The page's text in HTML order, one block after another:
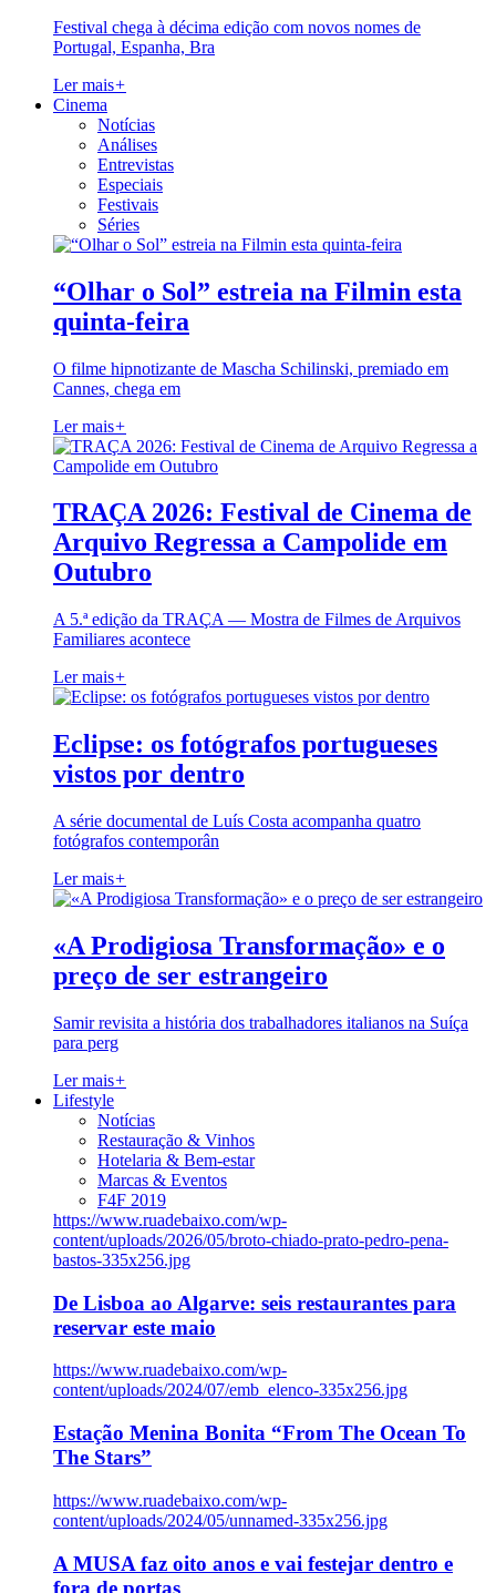
Festival chega à décima edição com novos nomes de
Portugal, Espanha, Bra
Ler mais+
Cinema
Notícias
Análises
Entrevistas
Especiais
Festivais
Séries
“Olhar o Sol” estreia na Filmin esta
quinta-feira
O filme hipnotizante de Mascha Schilinski, premiado em
Cannes, chega em
Ler mais+
TRAÇA 2026: Festival de Cinema de
Arquivo Regressa a Campolide em
Outubro
A 5.ª edição da TRAÇA — Mostra de Filmes de Arquivos
Familiares acontece
Ler mais+
Eclipse: os fotógrafos portugueses
vistos por dentro
A série documental de Luís Costa acompanha quatro
fotógrafos contemporân
Ler mais+
«A Prodigiosa Transformação» e o
preço de ser estrangeiro
Samir revisita a história dos trabalhadores italianos na Suíça
para perg
Ler mais+
Lifestyle
Notícias
Restauração & Vinhos
Hotelaria & Bem-estar
Marcas & Eventos
F4F 2019
https://www.ruadebaixo.com/wp-
content/uploads/2026/05/broto-chiado-prato-pedro-pena-
bastos-335x256.jpg
De Lisboa ao Algarve: seis restaurantes para
reservar este maio
https://www.ruadebaixo.com/wp-
content/uploads/2024/07/emb_elenco-335x256.jpg
Estação Menina Bonita “From The Ocean To
The Stars”
https://www.ruadebaixo.com/wp-
content/uploads/2024/05/unnamed-335x256.jpg
A MUSA faz oito anos e vai festejar dentro e
fora de portas